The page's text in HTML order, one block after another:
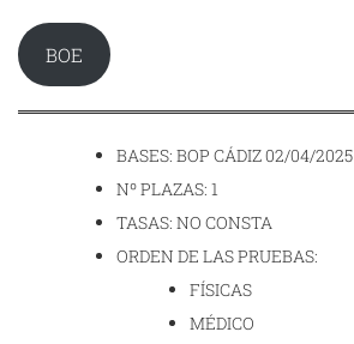
BOE
BASES: BOP CÁDIZ 02/04/2025
Nº PLAZAS: 1
TASAS: NO CONSTA
ORDEN DE LAS PRUEBAS:
FÍSICAS
MÉDICO